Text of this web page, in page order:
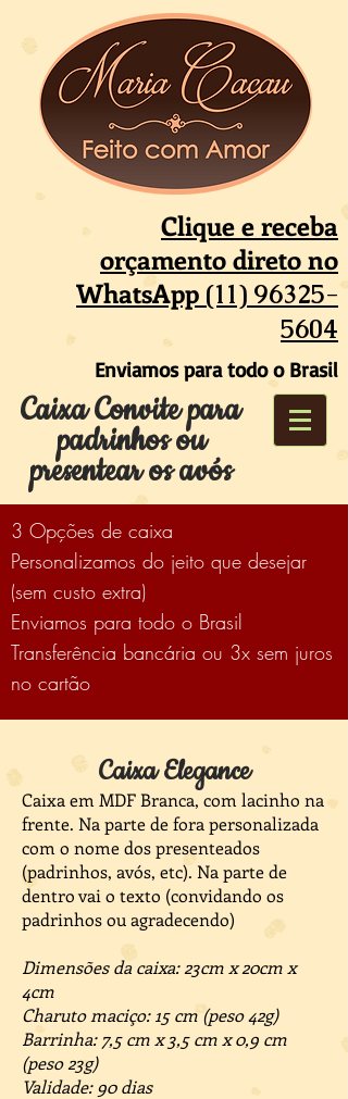
Clique e receba
orçamento direto no
WhatsApp (11) 96325-
5604
Enviamos para todo o Brasil
Caixa Convite para
padrinhos ou
presentear os avós
3 Opções de caixa
Personalizamos do jeito que desejar
(sem custo extra)
Enviamos para todo o Brasil
Transferência bancária ou 3x sem juros
no cartão
Caixa Elegance
Caixa em MDF Branca, com lacinho na
frente. Na parte de fora personalizada
com o nome dos presenteados
(padrinhos, avós, etc). Na parte de
dentro vai o texto (convidando os
padrinhos ou agradecendo)
Dimensões da caixa: 23cm x 20cm x
4cm
Charuto maciço: 15 cm (peso 42g)
Barrinha: 7,5 cm x 3,5 cm x 0,9 cm
(peso 23g)
Validade: 90 dias